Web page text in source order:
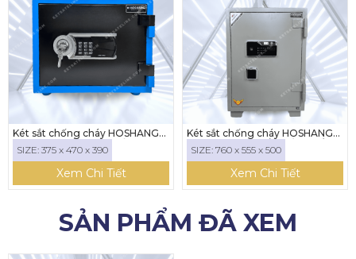
Két sắt chống cháy HOSHANG
HS-35E ( KHÓA ĐIỆN TỬ)
SIZE: 375 x 470 x 390
Xem Chi Tiết
Két sắt chống cháy HOSHANG
HS-76NDKM (KHÓA CẢM BIẾN,
NHẬN DIỆN BẰNG KHUÔN MẶT
,KẾT NỐI ĐT)
SIZE: 760 x 555 x 500
Xem Chi Tiết
SẢN PHẨM ĐÃ XEM